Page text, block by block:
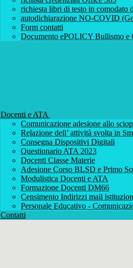
richiesta libri di testo in comodato
autodichiarazione NO-COVID
Form contatti
Documento ePOLICY Bullismo e
Docenti e ATA
Comunicazione adesione allo
Relazione dell’ attività svolta in
Consegna Dispositivi Digitali
Questionario ATA 2023
Docenti Classe Materie
Adesione Corso BLSD e Primo
Modulistica Docenti e ATA
Formazione Docenti DM66
Censimento Indirizzi mail
Personale Educativo -
Contatti